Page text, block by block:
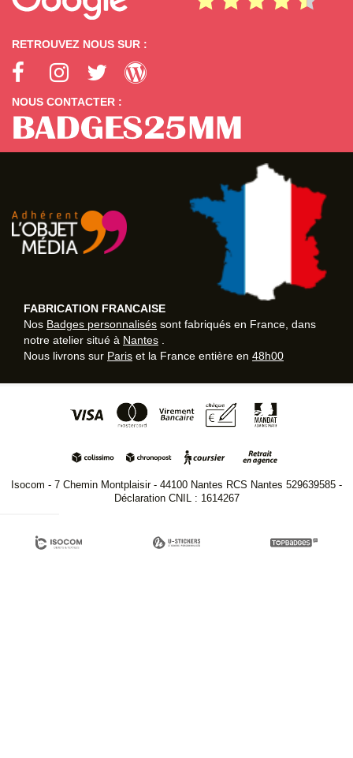
RETROUVEZ NOUS SUR :
NOUS CONTACTER :
FABRICATION FRANCAISE
Nos Badges personnalisés sont fabriqués en France, dans
notre atelier situé à Nantes
Nous livrons sur Paris et la France entière en 48h00
Isocom - 7 Chemin Montplaisir - 44100 Nantes RCS Nantes 529639585 -
Déclaration CNIL : 1614267